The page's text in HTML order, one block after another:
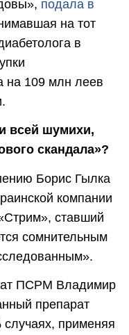
подала в
на тот
в
на 109 млн леев
всей шумихи,
скандала»?
Борис Гылка
компании
ставший
сомнительным
ПСРМ Владимир
препарат
случаях, применяя